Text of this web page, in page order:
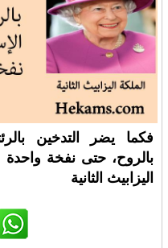
فكما يضر التدخين
بالروح، حتى نفخة واحدة
اليزابيث الثانية